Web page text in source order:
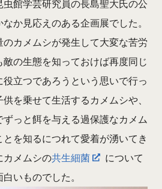
館学芸研究員の長島聖大氏の公
か見応えのある企画展でした。
カメムシが発生して大変な苦労
の生態を知っておけば再度同じ
立つであろうという思いで行っ
を乗せて生活するカメムシや、
っと餌を与える過保護なカメム
を知るにつれて愛着が湧いてき
カメムシの共生細菌
について
いものでした。